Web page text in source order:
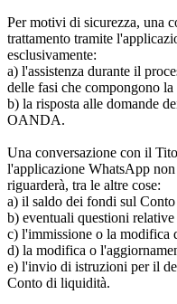
Per motivi di sicurezza, una
trattamento tramite
esclusivamente:
a) l'assistenza durante il
delle fasi che compongono
b) la risposta alle domande
OANDA.
Una conversazione con il
l'applicazione WhatsApp
riguarderà, tra le altre cose:
a) il saldo dei fondi sul
b) eventuali questioni
c) l'immissione o la modifica
d) la modifica o
e) l'invio di istruzioni per il
Conto di liquidità.